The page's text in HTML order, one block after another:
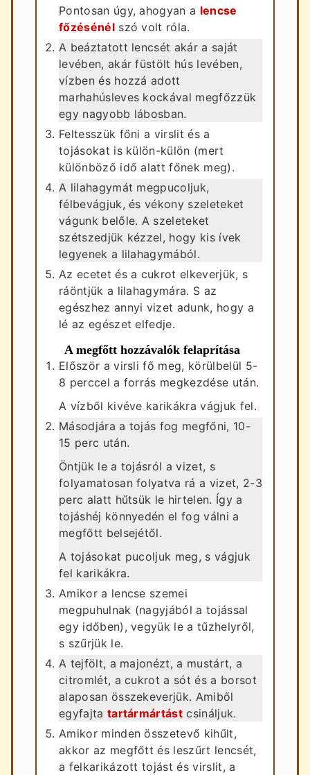
Pontosan úgy, ahogyan a lencse
főzésénélszó volt róla.
A beáztatott lencsét akár a saját
levében, akár füstölt hús levében,
vízben és hozzá adott
marhahúsleves kockával megfőzzük
egy nagyobb lábosban.
Feltesszük főni a virslit és a
tojásokat is külön-külön (mert
különböző idő alatt főnek meg).
A lilahagymát megpucoljuk,
félbevágjuk, és vékony szeleteket
vágunk belőle. A szeleteket
szétszedjük kézzel, hogy kis ívek
legyenek a lilahagymából.
Az ecetet és a cukrot elkeverjük, s
ráöntjük a lilahagymára. S az
egészhez annyi vizet adunk, hogy a
lé az egészet elfedje.
A megfőtt hozzávalók felaprítása
Először a virsli fő meg, körülbelül 5-
8 perccel a forrás megkezdése után.
A vízből kivéve karikákra vágjuk fel.
Másodjára a tojás fog megfőni, 10-
15 perc után.
Öntjük le a tojásról a vizet, s
folyamatosan folyatva rá a vizet, 2-3
perc alatt hűtsük le hirtelen. Így a
tojáshéj könnyedén el fog válni a
megfőtt belsejétől.
A tojásokat pucoljuk meg, s vágjuk
fel karikákra.
Amikor a lencse szemei
megpuhulnak (nagyjából a tojással
egy időben), vegyük le a tűzhelyről,
s szűrjük le.
A tejfölt, a majonézt, a mustárt, a
citromlét, a cukrot a sót és a borsot
alaposan összekeverjük. Amiből
egyfajta tartármártást csináljuk.
Amikor minden összetevő kihűlt,
akkor az megfőtt és leszűrt lencsét,
a felkarikázott tojást és virslit, a